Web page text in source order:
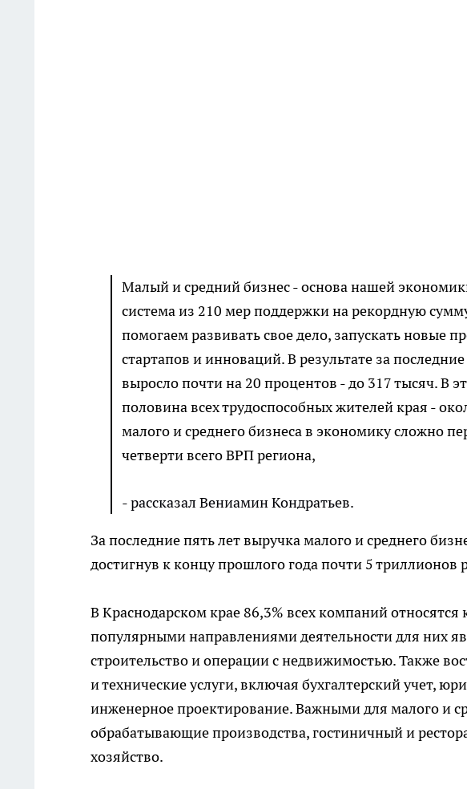
Малый и средний бизнес - основа нашей
система из 210 мер поддержки на рекордную
помогаем развивать свое дело, запускать новые
стартапов и инноваций. В результате за
выросло почти на 20 процентов - до 317 тысяч. В
половина всех трудоспособных жителей края -
малого и среднего бизнеса в экономику сложно
четверти всего ВРП региона,
- рассказал Вениамин Кондратьев.
За последние пять лет выручка малого и среднего
достигнув к концу прошлого года почти 5 триллионов
В Краснодарском крае 86,3% всех компаний
популярными направлениями деятельности для них
строительство и операции с недвижимостью. Также
и технические услуги, включая бухгалтерский учет,
инженерное проектирование. Важными для малого и
обрабатывающие производства, гостиничный и
хозяйство.